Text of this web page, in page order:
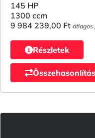
145 HP
1300 ccm
9 984 239,00 Ft átlagos
Részletek
Összehasonlítás